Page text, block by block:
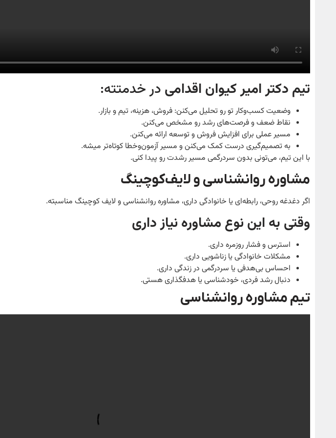
تیم دکتر امیر کیوان اقدامی در خدمتته:
وضعیت کسب‌وکار تو رو تحلیل می‌کنن: فروش، هزینه، تیم و بازار.
نقاط ضعف و فرصت‌های رشد رو مشخص می‌کنن.
مسیر عملی برای افزایش فروش و توسعه ارائه می‌کنن.
به تصمیم‌گیری درست کمک می‌کنن و مسیر آزمون‌وخطا کوتاه‌تر میشه.
با این تیم، می‌تونی بدون سردرگمی مسیر رشدت رو پیدا کنی.
مشاوره روانشناسی و لایف‌کوچینگ
اگر دغدغه روحی، رابطه‌ای یا خانوادگی داری، مشاوره روانشناسی و لایف کوچینگ مناسبته.
وقتی به این نوع مشاوره نیاز داری
استرس و فشار روزمره داری.
مشکلات خانوادگی یا زناشویی داری.
احساس بی‌هدفی یا سردرگمی در زندگی داری.
دنبال رشد فردی، خودشناسی یا هدفگذاری هستی.
تیم مشاوره روانشناسی